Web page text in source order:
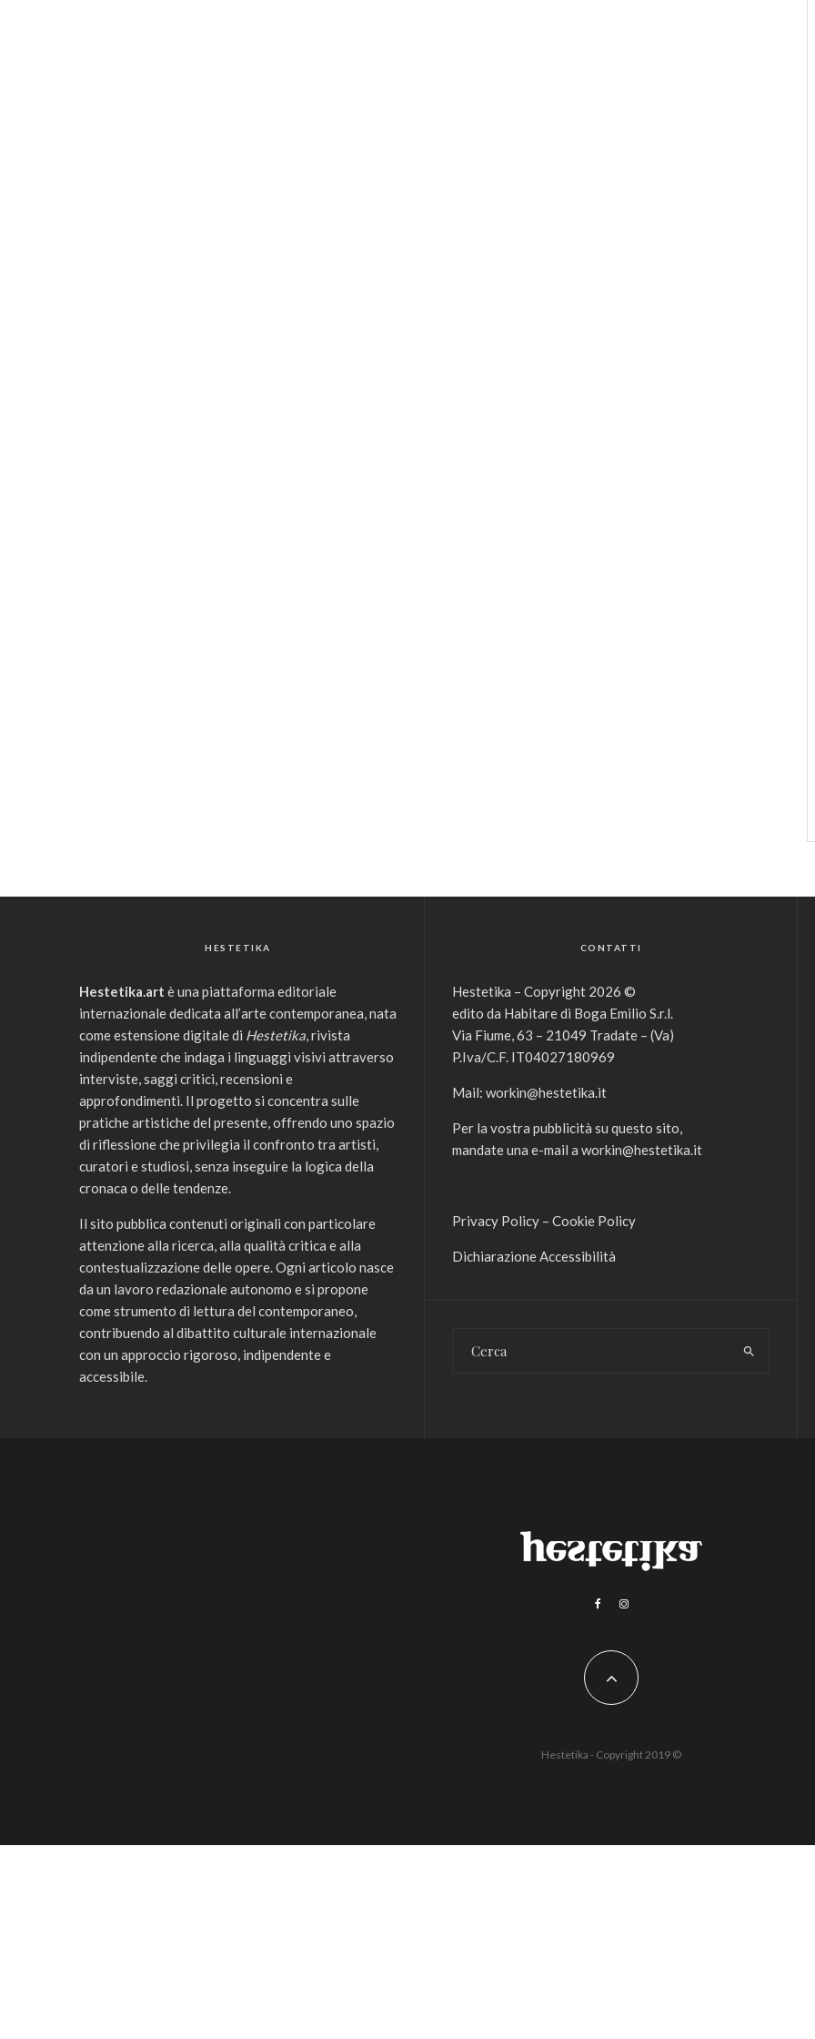
HESTETIKA
Hestetika.art è una piattaforma editoriale
internazionale dedicata all’arte contemporanea, nata
come estensione digitale di Hestetika, rivista
indipendente che indaga i linguaggi visivi attraverso
interviste, saggi critici, recensioni e
approfondimenti. Il progetto si concentra sulle
pratiche artistiche del presente, offrendo uno spazio
di riflessione che privilegia il confronto tra artisti,
curatori e studiosi, senza inseguire la logica della
cronaca o delle tendenze.
Il sito pubblica contenuti originali con particolare
attenzione alla ricerca, alla qualità critica e alla
contestualizzazione delle opere. Ogni articolo nasce
da un lavoro redazionale autonomo e si propone
come strumento di lettura del contemporaneo,
contribuendo al dibattito culturale internazionale
con un approccio rigoroso, indipendente e
accessibile.
CONTATTI
Hestetika – Copyright 2026 ©
edito da Habitare di Boga Emilio S.r.l.
Via Fiume, 63 – 21049 Tradate – (Va)
P.Iva/C.F. IT04027180969
Mail: workin@hestetika.it
Per la vostra pubblicità su questo sito,
mandate una e-mail a workin@hestetika.it
Privacy Policy – Cookie Policy
Dichiarazione Accessibilità
Hestetika - Copyright 2019 ©